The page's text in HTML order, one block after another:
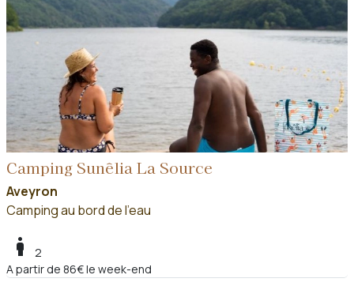
Camping Sunêlia La Source
Aveyron
Camping au bord de l'eau
boy
2
A partir de 86€ le week-end